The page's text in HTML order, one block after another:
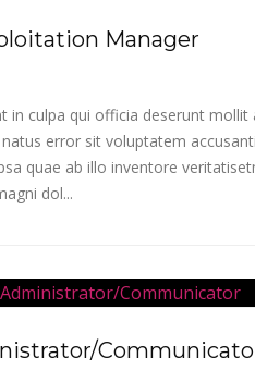
Manager
in culpa qui officia deserunt mollit
error sit voluptatem
quae ab illo inventore
dol...